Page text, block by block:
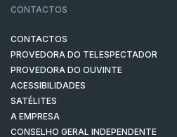
CONTACTOS
CONTACTOS
PROVEDORA DO TELESPECTADOR
PROVEDORA DO OUVINTE
ACESSIBILIDADES
SATÉLITES
A EMPRESA
CONSELHO GERAL INDEPENDENTE